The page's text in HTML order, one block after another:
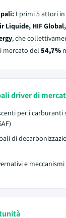
I primi 5 attori
Liquide, HIF
, che
mercato del 54,7%
driver di
per i
di
e